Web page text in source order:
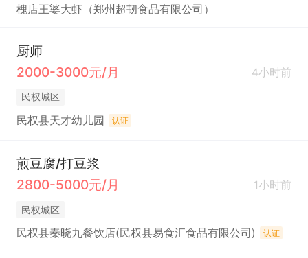
槐店王婆大虾（郑州超韧食品有限公司）
厨师
2000-3000元/月
4小时前
民权城区
民权县天才幼儿园 认证
煎豆腐/打豆浆
2800-5000元/月
1小时前
民权城区
民权县秦晓九餐饮店(民权县易食汇食品有限公司) 认证